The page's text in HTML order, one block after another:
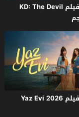
مشاهدة فيلم KD: The Devil
مشاهدة فيلم Yaz Evi 2026